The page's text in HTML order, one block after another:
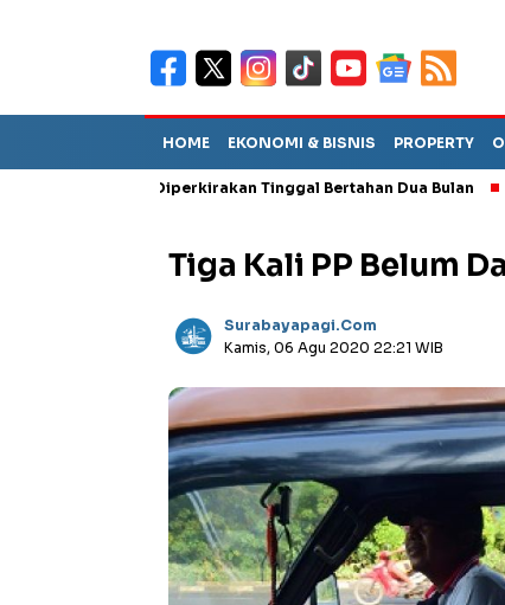
HOME EKONOMI & BISNIS PROPERTY
TPA Diperkirakan Tinggal Bertahan Dua Bulan Empat
Tiga Kali PP Belum
Surabayapagi.com
Kamis, 06 Agu 2020 22:21 WIB